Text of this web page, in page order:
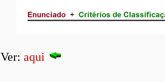
Ver: aqui